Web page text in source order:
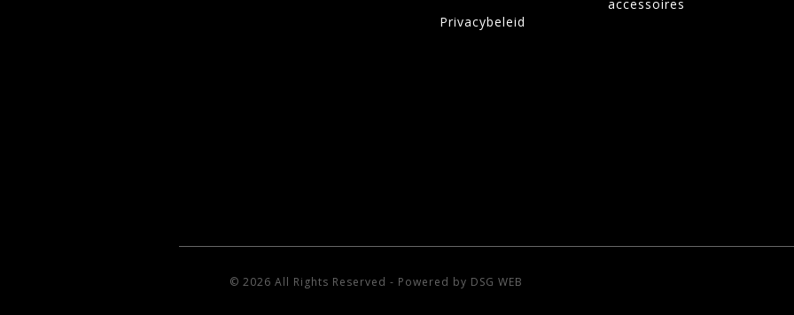
Privacybeleid
accessoires
© 2026 All Rights Reserved - Powered by DSG WEB